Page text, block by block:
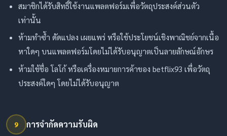
สมาชิกได้รับสิทธิ์ใช้งานแพลตฟอร์มเพื่อวัตถุประสงค์ส่วนตัว
เท่านั้น
ห้ามทำซ้ำ ดัดแปลง เผยแพร่ หรือใช้ประโยชน์เชิงพาณิชย์จากเนื้อ
หาใดๆ บนแพลตฟอร์มโดยไม่ได้รับอนุญาตเป็นลายลักษณ์อักษร
ห้ามใช้ชื่อ โลโก้ หรือเครื่องหมายการค้าของ betflix93 เพื่อวัตถุ
ประสงค์ใดๆ โดยไม่ได้รับอนุญาต
9 การจำกัดความรับผิด